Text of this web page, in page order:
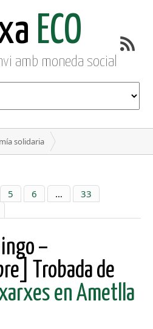
ECO
amb moneda social
solidaria
5 6 …
33
–
Trobada de
en Ametlla